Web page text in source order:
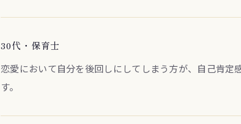
30代・保育士
恋愛において自分を後回しにしてしまう方が、自己肯定
す。